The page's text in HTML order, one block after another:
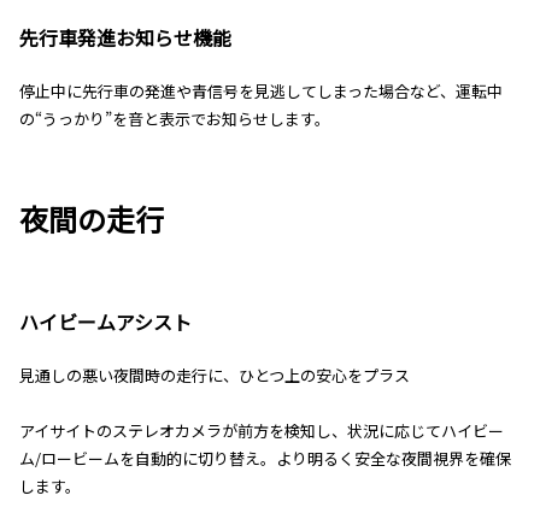
先行車発進お知らせ機能
停止中に先行車の発進や青信号を見逃してしまった場合など、運転中
の“うっかり”を音と表示でお知らせします。
夜間の走行
ハイビームアシスト
見通しの悪い夜間時の走行に、ひとつ上の安心をプラス
アイサイトのステレオカメラが前方を検知し、状況に応じてハイビー
ム/ロービームを自動的に切り替え。より明るく安全な夜間視界を確保
します。